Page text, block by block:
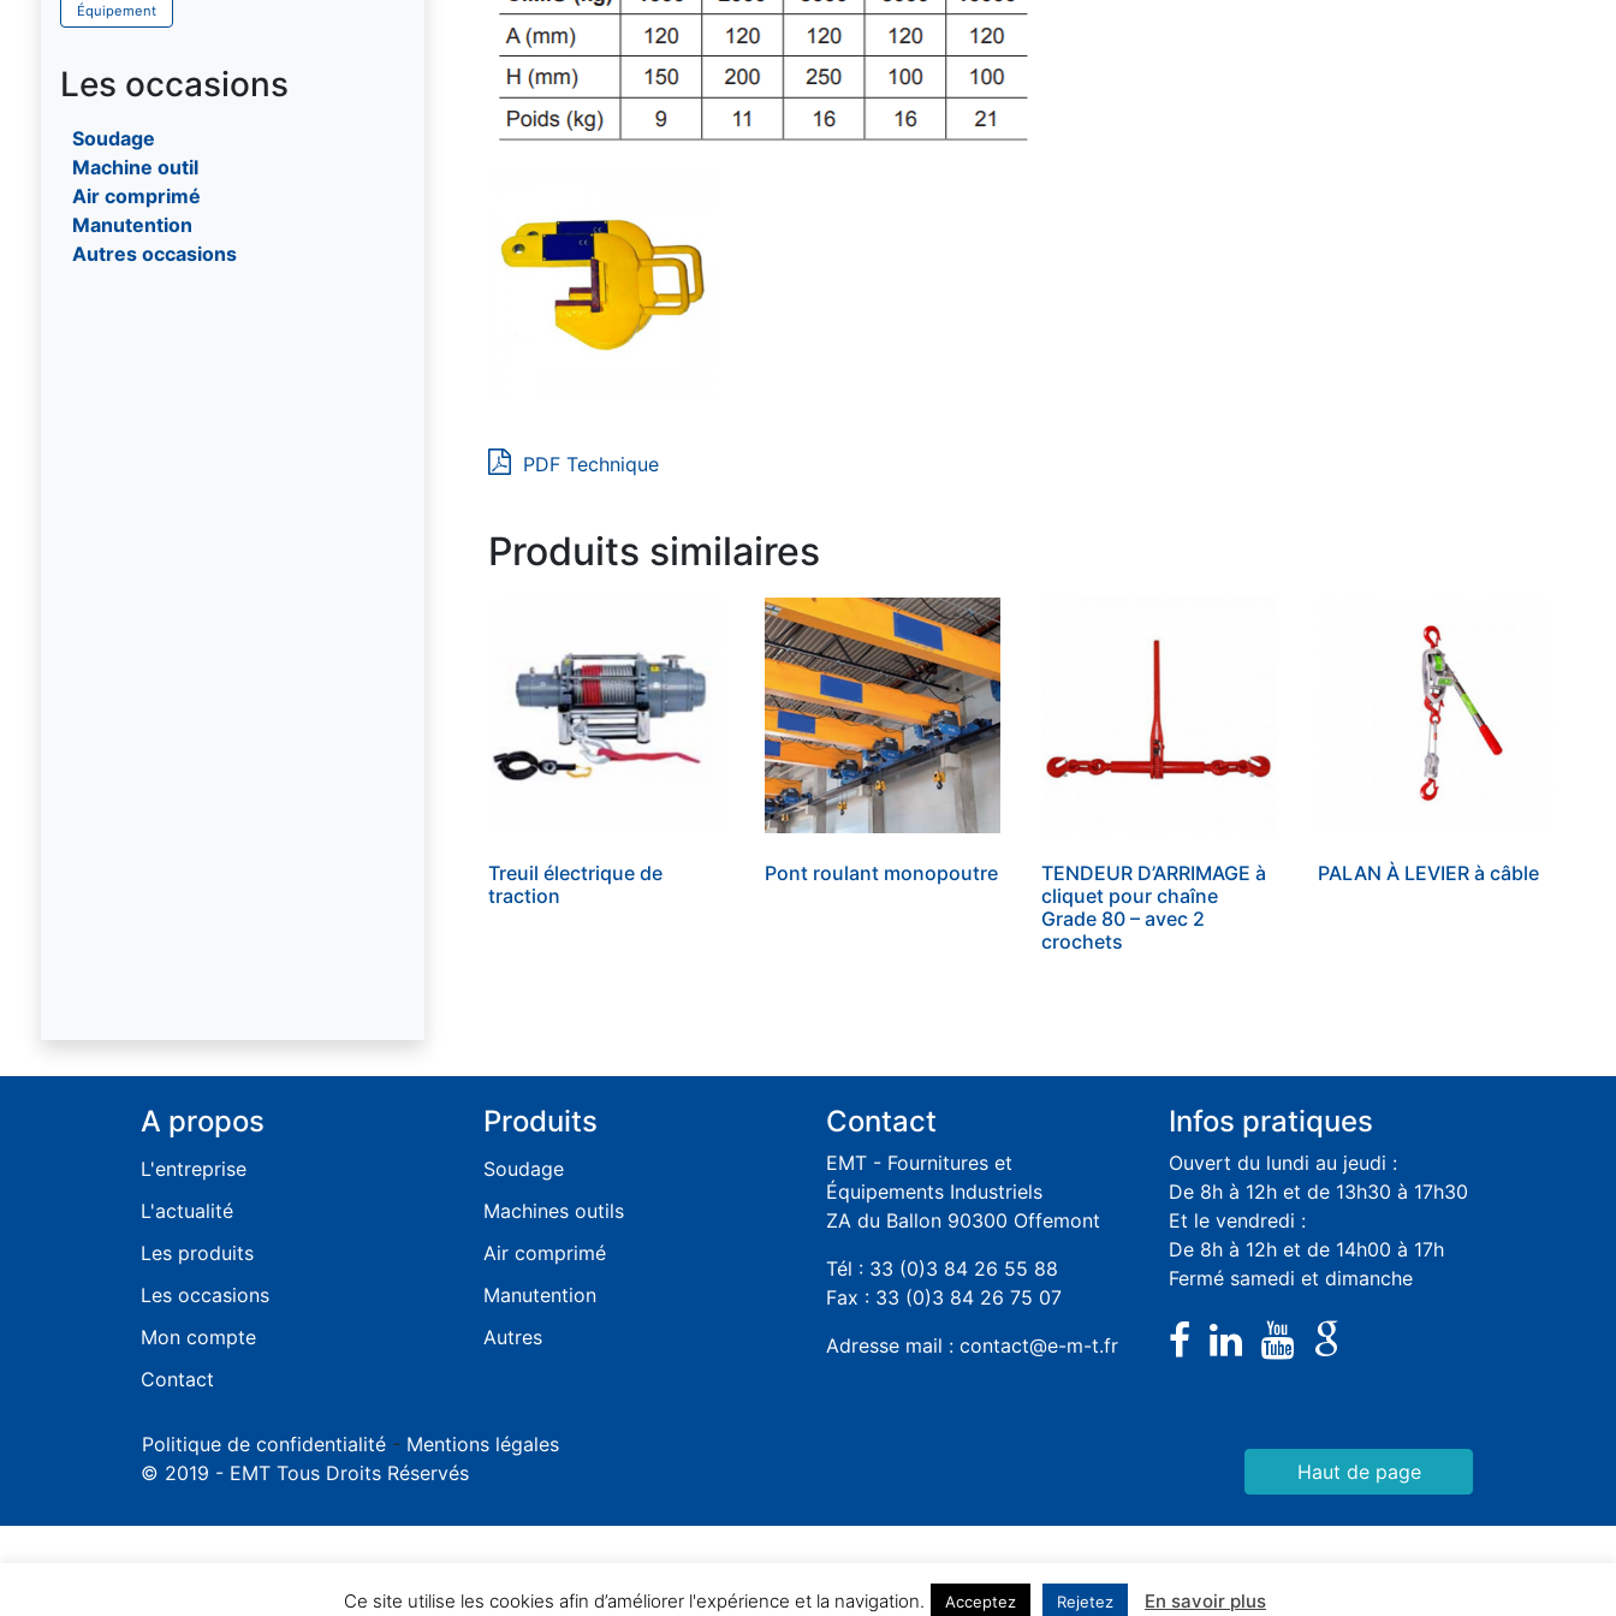
Équipement
Les occasions
Soudage
Machine outil
Air comprimé
Manutention
Autres occasions
PDF Technique
Produits similaires
Treuil électrique de
traction
Pont roulant monopoutre
TENDEUR D’ARRIMAGE à
cliquet pour chaîne
Grade 80 – avec 2
crochets
PALAN À LEVIER à câble
A propos
L'entreprise
L'actualité
Les produits
Les occasions
Mon compte
Contact
Produits
Soudage
Machines outils
Air comprimé
Manutention
Autres
Contact
EMT - Fournitures et
Équipements Industriels
ZA du Ballon 90300 Offemont
Tél : 33 (0)3 84 26 55 88
Fax : 33 (0)3 84 26 75 07
Adresse mail : contact@e-m-t.fr
Infos pratiques
Ouvert du lundi au jeudi :
De 8h à 12h et de 13h30 à 17h30
Et le vendredi :
De 8h à 12h et de 14h00 à 17h
Fermé samedi et dimanche
Politique de confidentialité - Mentions légales
© 2019 - EMT Tous Droits Réservés
Haut de page
Ce site utilise les cookies afin d’améliorer l'expérience et la navigation. Acceptez Rejetez En savoir plus